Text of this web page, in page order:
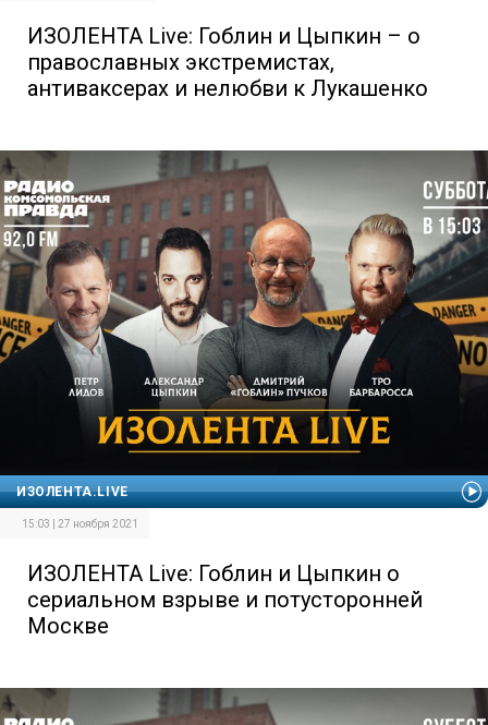
ИЗОЛЕНТА Live: Гоблин и Цыпкин – о
православных экстремистах,
антиваксерах и нелюбви к Лукашенко
ИЗОЛЕНТА.LIVE
15:03 | 27 ноября 2021
ИЗОЛЕНТА Live: Гоблин и Цыпкин о
сериальном взрыве и потусторонней
Москве